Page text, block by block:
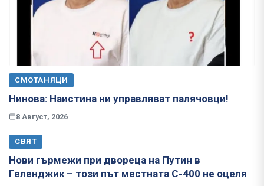
СМОТАНЯЦИ
Нинова: Наистина ни управляват палячовци!
8 Август, 2026
СВЯТ
Нови гърмежи при двореца на Путин в
Геленджик – този път местната С-400 не оцеля